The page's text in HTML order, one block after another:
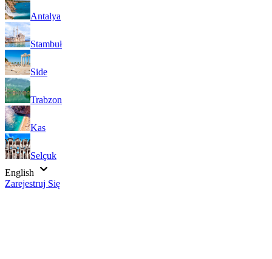
Antalya
Stambuł
Side
Trabzon
Kas
Selçuk
English
Zarejestruj Się